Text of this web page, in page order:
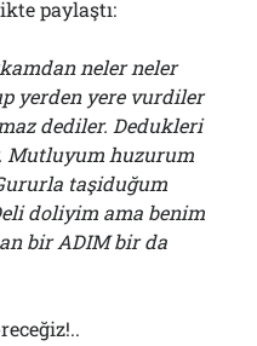
paylaştı:
neler neler
yerden yere vurdiler
dediler. Dedukleri
Mutluyum huzurum
taşiduğum
doliyim ama benim
bir ADIM bir da